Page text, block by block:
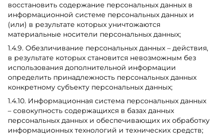
восстановить содержание персональных данных в
информационной системе персональных данных и
(или) в результате которых уничтожаются
материальные носители персональных данных;
1.4.9. Обезличивание персональных данных – действия,
в результате которых становится невозможным без
использования дополнительной информации
определить принадлежность персональных данных
конкретному субъекту персональных данных;
1.4.10. Информационная система персональных данных
– совокупность содержащихся в базах данных
персональных данных и обеспечивающих их обработку
информационных технологий и технических средств;